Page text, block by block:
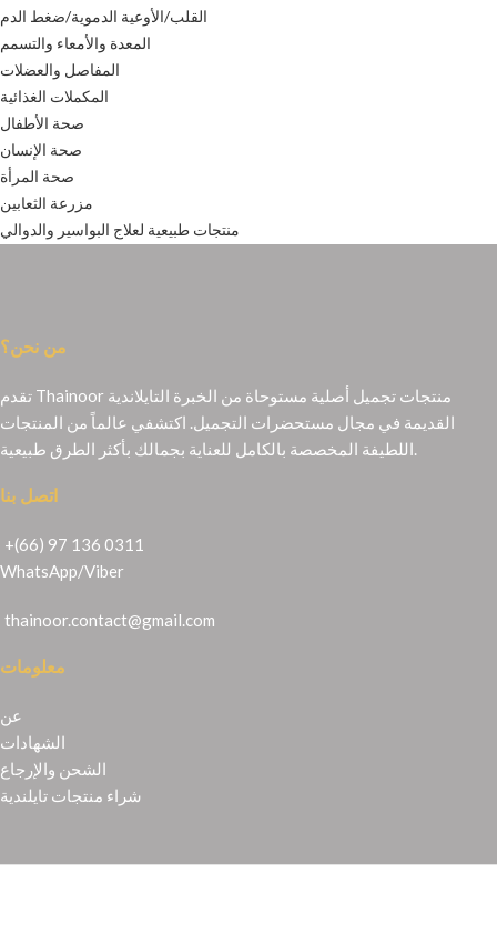
القلب/الأوعية الدموية/ضغط الدم
المعدة والأمعاء والتسمم
المفاصل والعضلات
المكملات الغذائية
صحة الأطفال
صحة الإنسان
صحة المرأة
مزرعة الثعابين
منتجات طبيعية لعلاج البواسير والدوالي
من نحن؟
تقدم Thainoor منتجات تجميل أصلية مستوحاة من الخبرة التايلاندية
القديمة في مجال مستحضرات التجميل. اكتشفي عالماً من المنتجات
اللطيفة المخصصة بالكامل للعناية بجمالك بأكثر الطرق طبيعية.
اتصل بنا
+(66) 97 136 0311
WhatsApp/Viber
thainoor.contact@gmail.com
معلومات
عن
الشهادات
الشحن والإرجاع
شراء منتجات تايلندية